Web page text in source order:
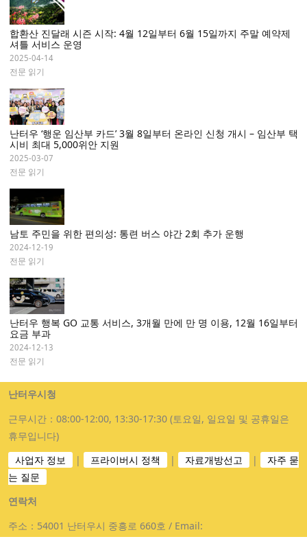
합환산 진달래 시즌 시작: 4월 12일부터 6월 15일까지 주말 예약제
셔틀 서비스 운영
2025-04-14
전문 읽기
난터우 ‘행운 임산부 카드’ 3월 8일부터 온라인 신청 개시 – 임산부 택
시비 최대 5,000위안 지원
2025-03-07
전문 읽기
남토 주민을 위한 편의성: 통련 버스 야간 2회 추가 운행
2024-12-19
전문 읽기
난터우 행복 GO 교통 서비스, 3개월 만에 만 명 이용, 12월 16일부터
요금 부과
2024-12-13
전문 읽기
난터우시청
근무시간：08:00-12:00, 13:30-17:30 (토요일, 일요일 및 공휴일은
휴무입니다)
사업자 정보
| 프라이버시 정책 | 자료개방선고 |
자주 묻
는 질문
연락처
주소：54001 난터우시 중흥로 660호 / Email: